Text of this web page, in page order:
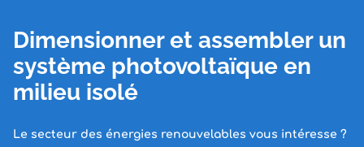
Dimensionner et assembler un
système photovoltaïque en
milieu isolé
Le secteur des énergies renouvelables vous intéresse ?